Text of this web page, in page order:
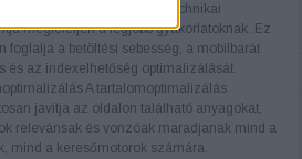
hogy a weboldal minden technikai
megfeleljen a legjobb gyakorlatoknak. Ez
foglalja a betöltési sebesség, a mobilbarát
és az indexelhetőség optimalizálását.
A tartalomoptimalizálás
javítja az oldalon található anyagokat,
relevánsak és vonzóak maradjanak mind a
mind a keresőmotorok számára.